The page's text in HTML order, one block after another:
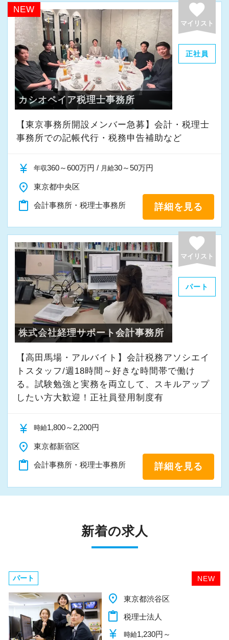
私たちと一緒に成長しながら働いてみません
か。
ご応募をお待ちしております！
NEW favorite
マイリスト
正社員
カシオペイア税理士事務所
【東京事務所開設メンバー急募】会計・税理士
事務所での記帳代行・税務申告補助など
currency_yen 年収360～600万円 / 月給30～50万円
place 東京都中央区
content_paste 会計事務所・税理士事務所 詳細を見る
favorite
マイリスト
パート
株式会社経理サポート会計事務所
【高田馬場・アルバイト】会計税務アソシエイ
トスタッフ/週18時間～好きな時間帯で働け
る。試験勉強と実務を両立して、スキルアップ
したい方大歓迎！正社員登用制度有
currency_yen 時給1,800～2,200円
place 東京都新宿区
content_paste 会計事務所・税理士事務所 詳細を見る
新着の求人
NEW
パート
place 千葉県柏市
content_paste 税理士法人
currency_yen 時給1,140円～